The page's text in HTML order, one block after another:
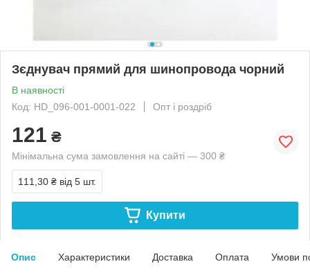
Зєднувач прямий для шинопровода чорний
В наявності
Код: HD_096-001-0001-022
Опт і роздріб
121 ₴
Мінімальна сума замовлення на сайті — 300 ₴
111,30 ₴ від 5 шт.
Купити
Опис Характеристики Доставка Оплата Умови